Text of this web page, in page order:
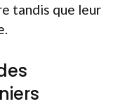
tandis que leur